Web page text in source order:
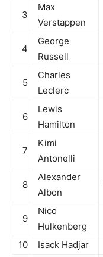
3
Max
Verstappen
4
George
Russell
5
Charles
Leclerc
6
Lewis
Hamilton
7
Kimi
Antonelli
8
Alexander
Albon
9
Nico
Hulkenberg
10 Isack Hadjar